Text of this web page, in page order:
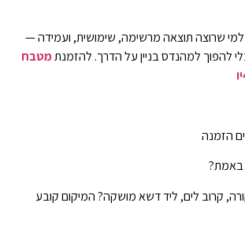
למי שרוצה תוצאה מרשימה, שימושית, ועמידה —
להפוך למהנדס בניין על הדרך. להזמנתמטבח
באמת?
קרוב לים, ליד דשא מושקה? המיקום קובע